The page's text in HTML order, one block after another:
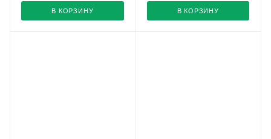
В КОРЗИНУ В КОРЗИНУ